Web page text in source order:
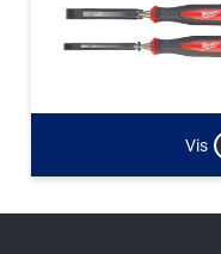
Vis